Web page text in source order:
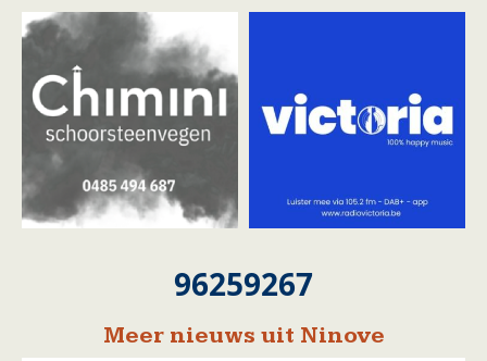
96259267
Meer nieuws uit Ninove